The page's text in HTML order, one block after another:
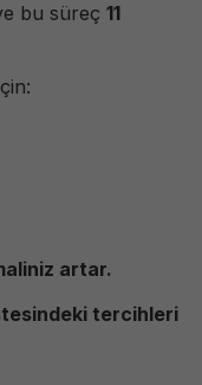
bu süreç 11
artar.
tercihleri